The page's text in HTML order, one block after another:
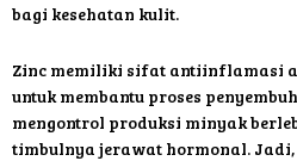
bagi kesehatan kulit.
Zinc memiliki sifat antiinflamasi
untuk membantu proses
mengontrol produksi minyak
timbulnya jerawat hormonal.